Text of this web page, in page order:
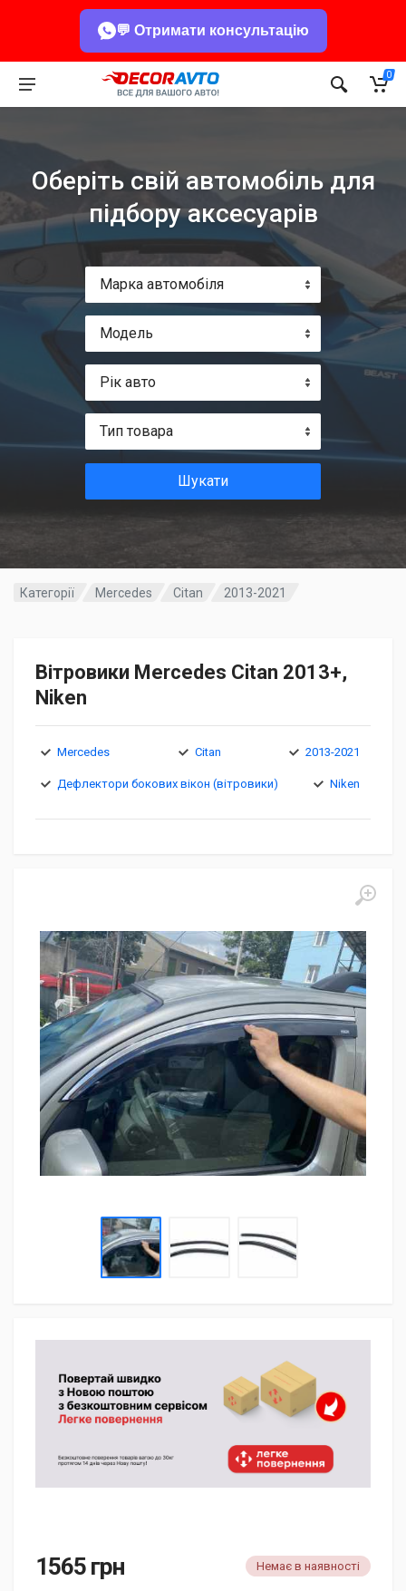
💬 Отримати консультацію
0
Оберіть свій автомобіль для
підбору аксесуарів
Марка автомобіля
Модель
Рік авто
Тип товара
Шукати
Категорії Mercedes Citan 2013-2021
Вітровики Mercedes Citan 2013+,
Niken
Mercedes Citan 2013-2021
Дефлектори бокових вікон (вітровики) Niken
1565 грн Немає в наявності